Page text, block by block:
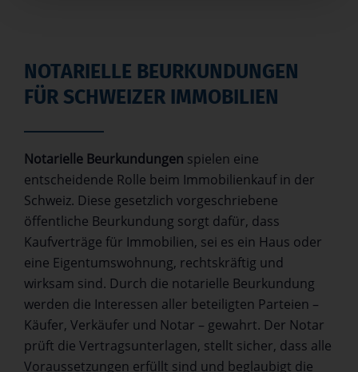
NOTARIELLE BEURKUNDUNGEN
FÜR SCHWEIZER IMMOBILIEN
Notarielle Beurkundungen spielen eine
entscheidende Rolle beim Immobilienkauf in der
Schweiz. Diese gesetzlich vorgeschriebene
öffentliche Beurkundung sorgt dafür, dass
Kaufverträge für Immobilien, sei es ein Haus oder
eine Eigentumswohnung, rechtskräftig und
wirksam sind. Durch die notarielle Beurkundung
werden die Interessen aller beteiligten Parteien –
Käufer, Verkäufer und Notar – gewahrt. Der Notar
prüft die Vertragsunterlagen, stellt sicher, dass alle
Voraussetzungen erfüllt sind und beglaubigt die